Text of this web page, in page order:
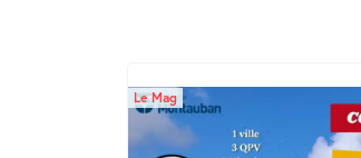
Le Mag